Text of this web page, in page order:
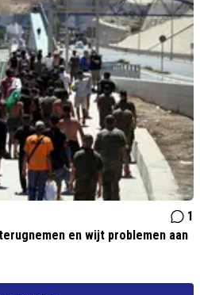
1
en wijt problemen aan